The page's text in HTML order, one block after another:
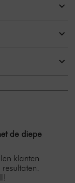
de diepe
klanten